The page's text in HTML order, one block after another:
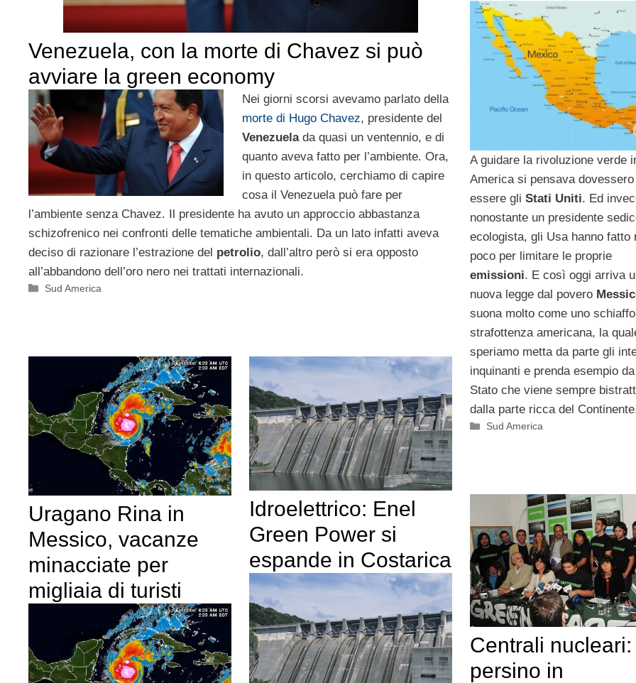
Venezuela, con la morte di Chavez si può
avviare la green economy
Nei giorni scorsi avevamo parlato della
morte di Hugo Chavez, presidente del
Venezuelada quasi un ventennio, e di
quanto aveva fatto per l’ambiente. Ora,
in questo articolo, cerchiamo di capire
cosa il Venezuela può fare per
l’ambiente senza Chavez. Il presidente ha avuto un approccio abbastanza
schizofrenico nei confronti delle tematiche ambientali. Da un lato infatti aveva
deciso di razionare l’estrazione del petrolio, dall’altro però si era opposto
all’abbandono dell’oro nero nei trattati internazionali.
Categorie
Sud America
A guidare la rivoluzione verde
America si pensava dovessero
essere gli Stati Uniti. Ed
nonostante un presidente
ecologista, gli Usa hanno fatto
poco per limitare le proprie
emissioni. E così oggi arriva
nuova legge dal povero
suona molto come uno
strafottenza americana, la
speriamo metta da parte gli
inquinanti e prenda esempio
Stato che viene sempre
dalla parte ricca del
Categorie
Sud America
Uragano Rina in
Messico, vacanze
minacciate per
migliaia di turisti
Idroelettrico: Enel
Green Power si
espande in Costarica
Centrali nucleari:
persino in